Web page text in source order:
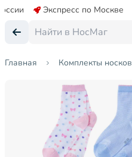
Экспресс по Москве
Главная Комплекты носков